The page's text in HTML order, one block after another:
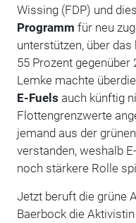
Wissing (FDP) und
Programm für neu
unterstützen, über
55 Prozent gegenüber
Lemke machte
E-Fuels auch künftig
Flottengrenzwerte
jemand aus der
verstanden, weshalb
noch stärkere Rolle
Jetzt beruft die grüne
Baerbock die